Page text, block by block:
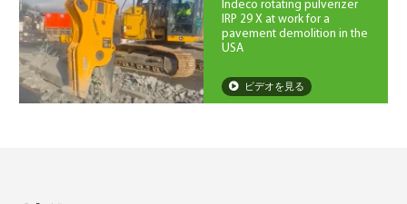
Indeco rotating pulverizer
IRP 29 X at work for a
pavement demolition in the
USA
ビデオを見る